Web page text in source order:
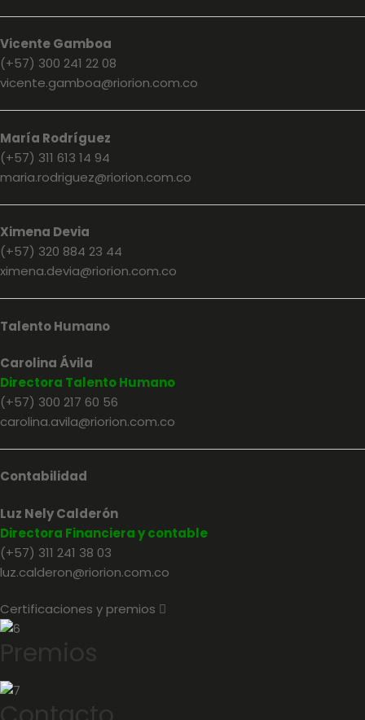
Vicente Gamboa
(+57) 300 241 22 08
vicente.gamboa@riorion.com.co
María Rodríguez
(+57) 311 613 14 94
maria.rodriguez@riorion.com.co
Ximena Devia
(+57) 320 884 23 44
ximena.devia@riorion.com.co
Talento Humano
Carolina Ávila
Directora Talento Humano
(+57) 300 217 60 56
carolina.avila@riorion.com.co
Contabilidad
Luz Nely Calderón
Directora Financiera y contable
(+57) 311 241 38 03
luz.calderon@riorion.com.co
Certificaciones y premios
Premios